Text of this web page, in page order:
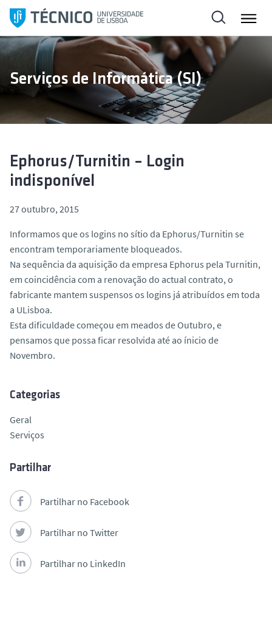
l
t
p
a
Serviços de Informática (SI)
Ephorus/Turnitin – Login
indisponível
27 outubro, 2015
Informamos que os logins no sítio da Ephorus/Turnitin se
encontram temporariamente bloqueados.
Na sequência da aquisição da empresa Ephorus pela Turnitin,
em coincidência com a renovação do actual contrato, o
fabricante mantem suspensos os logins já atribuídos em toda
a ULisboa.
Esta dificuldade começou em meados de Outubro, e
pensamos que possa ficar resolvida até ao ínicio de
Novembro.
Categorias
Geral
Serviços
Partilhar
Partilhar no Facebook
Partilhar no Twitter
Partilhar no LinkedIn